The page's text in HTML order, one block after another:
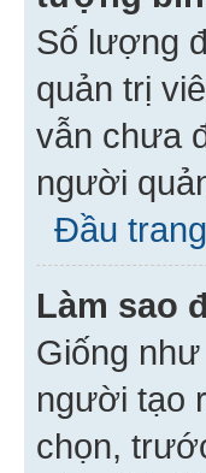
Số lượng
quản trị
vẫn chưa
người
Đầu trang
Làm sao
Giống
người tạo
chọn,